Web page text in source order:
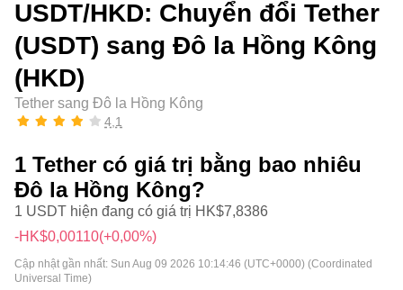
USDT/HKD: Chuyển đổi Tether
(USDT) sang Đô la Hồng Kông
(HKD)
Tether sang Đô la Hồng Kông
4,1
1 Tether có giá trị bằng bao nhiêu
Đô la Hồng Kông?
1 USDT hiện đang có giá trị HK$7,8386
-HK$0,00110(+0,00%)
Cập nhật gần nhất: Sun Aug 09 2026 10:14:46 (UTC+0000) (Coordinated
Universal Time)